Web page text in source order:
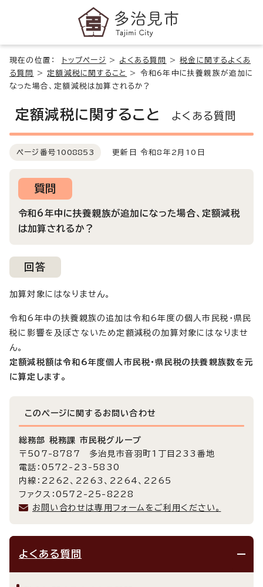
現在の位置： トップページ > よくある質問 >税金に関するよくあ
る質問
> 定額減税に関すること > 令和6年中に扶養親族が追加に
なった場合、定額減税は加算されるか？
定額減税に関すること よくある質問
ページ番号 1008853 更新日 令和8年2月10日
質問
令和6年中に扶養親族が追加になった場合、定額減税
は加算されるか？
回答
加算対象にはなりません。
令和6年中の扶養親族の追加は令和6年度の個人市民税・県民
税に影響を及ぼさないため定額減税の加算対象にはなりませ
ん。
定額減税額は令和6年度個人市民税・県民税の扶養親族数を元
に算定します。
このページに関する お問い合わせ
総務部 税務課 市民税グループ
〒507-8787 多治見市音羽町1丁目233番地
電話：0572-23-5830
内線：2262、2263、2264、2265
ファクス：0572-25-8228
お問い合わせは専用フォームをご利用ください。
よくある質問